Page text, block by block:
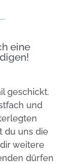
eine
geschickt.
und
du uns die
weitere
dürfen